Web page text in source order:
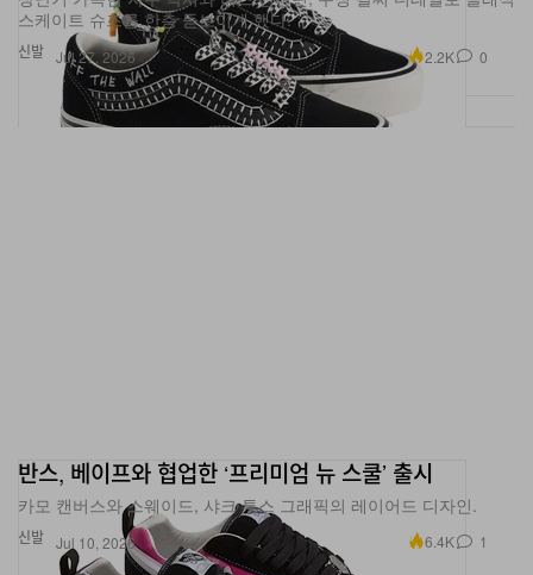
신발
스케이트 슈즈를 한층 돋보이게 했다.
Jul 27, 2026 2.2K 0
신발
반스, 베이프와 협업한 ‘프리미엄 뉴 스쿨’ 출시
카모 캔버스와 스웨이드, 샤크 투스 그래픽의 레이어드 디자인.
Jul 10, 2026 6.4K 1